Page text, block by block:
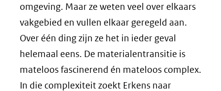
omgeving. Maar ze weten veel over elkaars
vakgebied en vullen elkaar geregeld aan.
Over één ding zijn ze het in ieder geval
helemaal eens. De materialentransitie is
mateloos fascinerend én mateloos complex.
In die complexiteit zoekt Erkens naar